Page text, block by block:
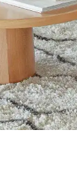
mobilya
dolap
Doğru